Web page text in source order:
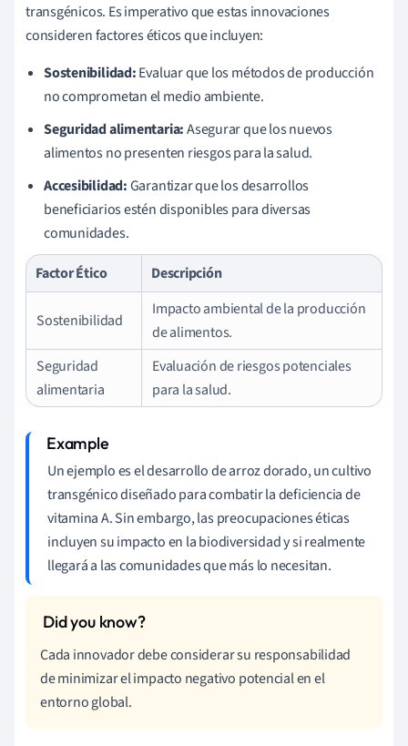
transgénicos. Es imperativo que estas innovaciones
consideren factores éticos que incluyen:
Sostenibilidad:Evaluar que los métodos de producción
no comprometan el medio ambiente.
Seguridad alimentaria:Asegurar que los nuevos
alimentos no presenten riesgos para la salud.
Accesibilidad:Garantizar que los desarrollos
beneficiarios estén disponibles para diversas
comunidades.
Factor Ético
Descripción
Sostenibilidad
Impacto ambiental de la producción
de alimentos.
Seguridad
alimentaria
Evaluación de riesgos potenciales
para la salud.
Un ejemplo es el desarrollo de arroz dorado, un cultivo
transgénico diseñado para combatir la deficiencia de
vitamina A. Sin embargo, las preocupaciones éticas
incluyen su impacto en la biodiversidad y si realmente
llegará a las comunidades que más lo necesitan.
Cada innovador debe considerar su responsabilidad
de minimizar el impacto negativo potencial en el
entorno global.